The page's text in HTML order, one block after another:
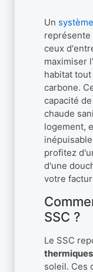
Un
ceux
maximiser
habitat
carbone.
capacité
chaude
logement,
profitez
d'une
votre
SSC ?
Le SSC
thermiques
soleil. Ces